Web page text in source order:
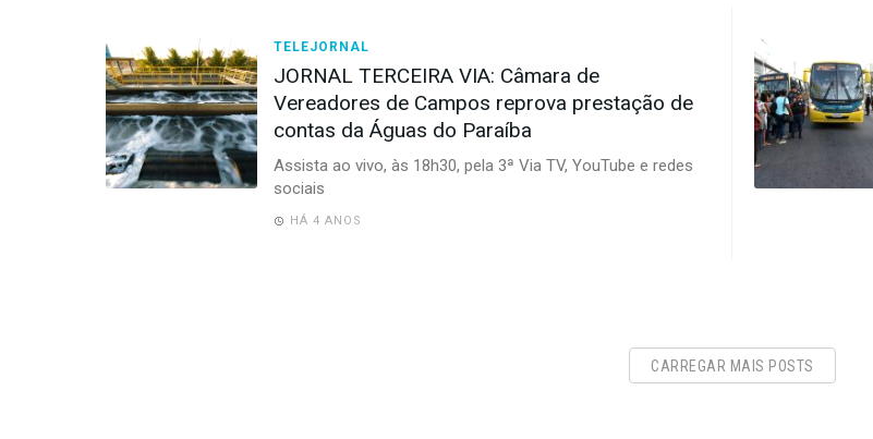
TELEJORNAL
JORNAL TERCEIRA VIA: Câmara de
Vereadores de Campos reprova prestação de
contas da Águas do Paraíba
Assista ao vivo, às 18h30, pela 3ª Via TV, YouTube e redes
sociais
HÁ 4 ANOS
CARREGAR MAIS POSTS